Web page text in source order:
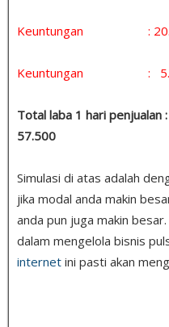
Keuntungan :
Keuntungan : 5.000
Total laba 1 hari penjualan
57.500
Simulasi di atas adalah
jika modal anda makin
anda pun juga makin
dalam mengelola bisnis
internet ini pasti akan